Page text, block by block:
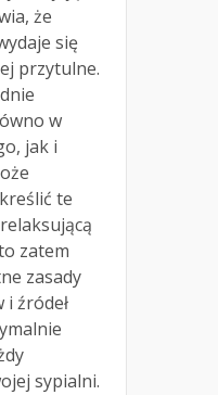
że
się
przytulne.
w
jak i
te
zatem
zasady
źródeł
sypialni.